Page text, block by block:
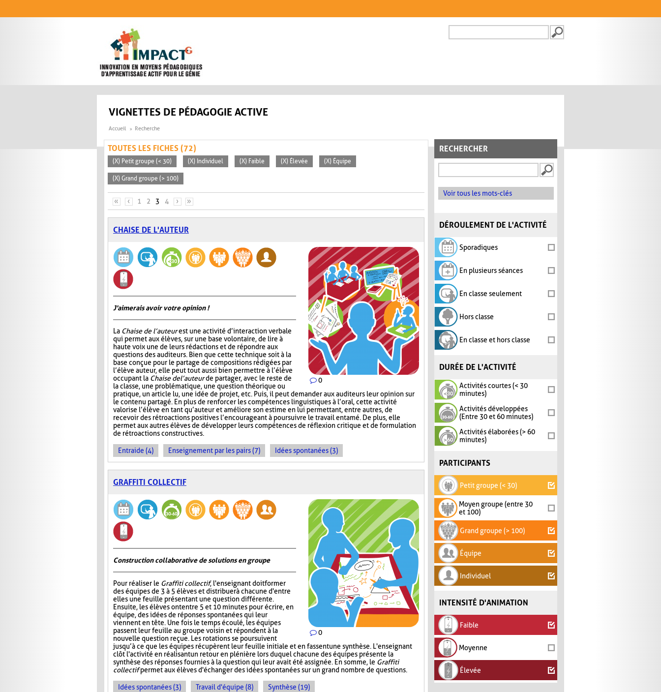
FORMULAIRE DE
VIGNETTES DE PÉDAGOGIE ACTIVE
Accueil Recherche
RECHERCHER
Voir tous les mots-clés
DÉROULEMENT DE L'ACTIVITÉ
Sporadiques
En plusieurs séances
En classe seulement
Hors classe
En classe et hors classe
DURÉE DE L'ACTIVITÉ
Activités courtes (< 30
minutes)
Activités développées
(Entre 30 et 60 minutes)
Activités élaborées (> 60
minutes)
PARTICIPANTS
Petit groupe (< 30)
Moyen groupe (entre 30
et 100)
Grand groupe (> 100)
Équipe
Individuel
INTENSITÉ D'ANIMATION
Faible
Moyenne
Élevée
TOUTES LES FICHES (72)
(X) Petit groupe (< 30) (X) Individuel (X) Faible (X) Élevée (X) Équipe
(X) Grand groupe (> 100)
PAGES
« ‹ 1 2 3 4 › »
CHAISE DE L'AUTEUR
0
J'aimerais avoir votre opinion !
La Chaise de l’auteurest une activité d’interaction verbale
qui permet aux élèves, sur une base volontaire, de lire à
haute voix une de leurs rédactions et de répondre aux
questions des auditeurs. Bien que cette technique soit à la
base conçue pour le partage de compositions rédigées par
l’élève auteur, elle peut tout aussi bien permettre à l’élève
occupant la Chaise de l’auteurde partager, avec le reste de
la classe, une problématique, une question théorique ou
pratique, un article lu, une idée de projet, etc. Puis, il peut demander aux auditeurs leur opinion sur
le contenu partagé. En plus de renforcer les compétences linguistiques à l’oral, cette activité
valorise l’élève en tant qu’auteur et améliore son estime en lui permettant, entre autres, de
recevoir des rétroactions positives l’encourageant à poursuivre le travail entamé. De plus, elle
permet aux autres élèves de développer leurs compétences de réflexion critique et de formulation
de rétroactions constructives.
Entraide (4) Enseignement par les pairs (7) Idées spontanées (3)
GRAFFITI COLLECTIF
0
Construction collaborative de solutions en groupe
Pour réaliser le Graffiti collectif, l'enseignant doit former
des équipes de 3 à 5 élèves et distribuer à chacune d'entre
elles une feuille présentant une question différente.
Ensuite, les élèves ont entre 5 et 10 minutes pour écrire, en
équipe, des idées de réponses spontanées qui leur
viennent en tête. Une fois le temps écoulé, les équipes
passent leur feuille au groupe voisin et répondent à la
nouvelle question reçue. Les rotations se poursuivent
jusqu’à ce que les équipes récupèrent leur feuille initiale et en fassent une synthèse. L'enseignant
clôt l'activité en réalisant un retour en plénière lors duquel chacune des équipes présente la
synthèse des réponses fournies à la question qui leur avait été assignée. En somme, le Graffiti
collectifpermet aux élèves d'échanger des idées spontanées sur un grand nombre de questions.
Idées spontanées (3) Travail d'équipe (8) Synthèse (19)